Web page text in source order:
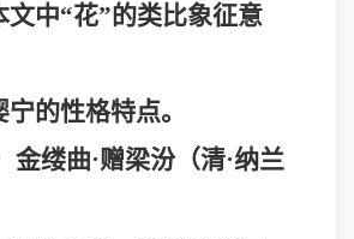
文中“花”的类比象征意
的性格特点。
金缕曲·赠梁汾（清·纳兰